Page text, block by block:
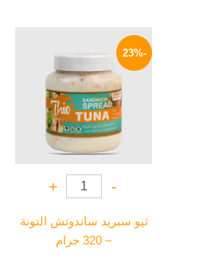
-23%
-
+
ثيو سبريد ساندوتش التونة
– 320 جرام
هو:
90 EGP.
هو:
69 EGP.